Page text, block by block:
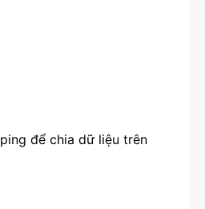
để chia dữ liệu trên